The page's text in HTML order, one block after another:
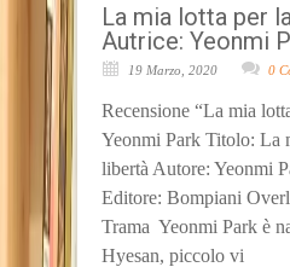
La mia lotta per
Autrice: Yeonmi
19 Marzo, 2020 0
Recensione “La mia
Yeonmi Park Titolo: La
libertà Autore: Yeonmi
Editore: Bompiani
Trama Yeonmi Park è
Hyesan, piccolo vi